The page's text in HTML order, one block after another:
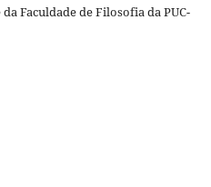
Faculdade de Filosofia da PUC-